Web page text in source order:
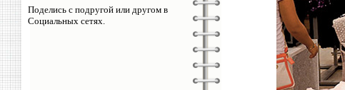
Поделись с подругой или другом в
Социальных сетях.